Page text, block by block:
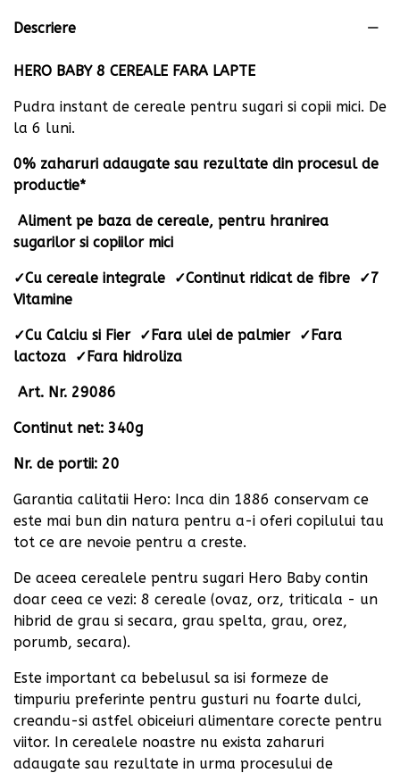
Descriere
HERO BABY 8 CEREALE FARA LAPTE
Pudra instant de cereale pentru sugari si copii mici. De
la 6 luni.
0% zaharuri adaugate sau rezultate din procesul de
productie*
Aliment pe baza de cereale, pentru hranirea
sugarilor si copiilor mici
✓Cu cereale integrale ✓Continut ridicat de fibre ✓7
Vitamine
✓Cu Calciu si Fier ✓Fara ulei de palmier ✓Fara
lactoza ✓Fara hidroliza
Art. Nr. 29086
Continut net: 340g
Nr. de portii: 20
Garantia calitatii Hero: Inca din 1886 conservam ce
este mai bun din natura pentru a-i oferi copilului tau
tot ce are nevoie pentru a creste.
De aceea cerealele pentru sugari Hero Baby contin
doar ceea ce vezi: 8 cereale (ovaz, orz, triticala - un
hibrid de grau si secara, grau spelta, grau, orez,
porumb, secara).
Este important ca bebelusul sa isi formeze de
timpuriu preferinte pentru gusturi nu foarte dulci,
creandu-si astfel obiceiuri alimentare corecte pentru
viitor. In cerealele noastre nu exista zaharuri
adaugate sau rezultate in urma procesului de